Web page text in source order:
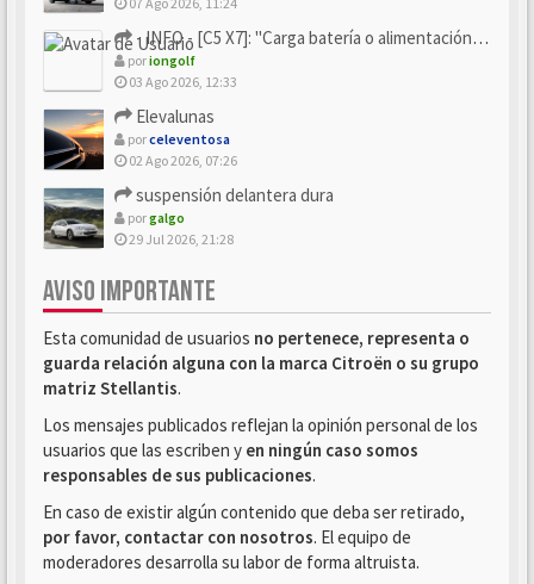
- INFO - [C5 X7]: "Carga batería o alimentación eléctri...
poriongolf
03 Ago 2026, 12:33
Elevalunas
porceleventosa
02 Ago 2026, 07:26
suspensión delantera dura
porgalgo
29 Jul 2026, 21:28
AVISO IMPORTANTE
Esta comunidad de usuarios no pertenece, representa o
guarda relación alguna con la marca Citroën o su grupo
matriz Stellantis.
Los mensajes publicados reflejan la opinión personal de los
usuarios que las escriben y en ningún caso somos
responsables de sus publicaciones.
En caso de existir algún contenido que deba ser retirado,
por favor, contactar con nosotros. El equipo de
moderadores desarrolla su labor de forma altruista.